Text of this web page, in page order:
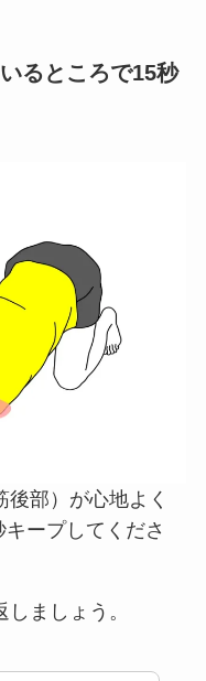
るところで15秒
部）が心地よく
ープしてくださ
ましょう。